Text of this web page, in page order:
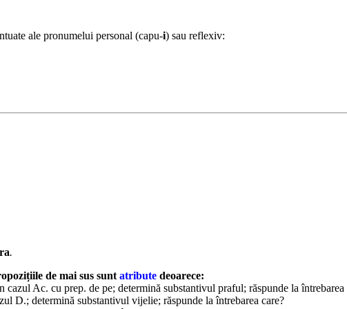
ale pronumelui personal (capu-i) sau reflexiv:
.
de mai sus sunt atribute deoarece:
Ac. cu prep. de pe; determină substantivul praful; răspunde la întrebarea
D.; determină substantivul vijelie; răspunde la întrebarea care?